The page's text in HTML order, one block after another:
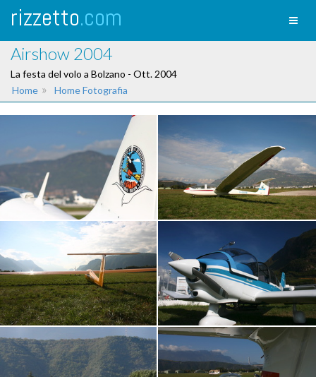
rizzetto.com
Airshow 2004
La festa del volo a Bolzano - Ott. 2004
Home » Home Fotografia